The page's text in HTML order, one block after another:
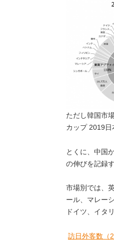
ただし韓国市
カップ2019
とくに、中国
の伸びを記録
市場別では、
ール、マレー
ドイツ、イタ
訪日外客数（